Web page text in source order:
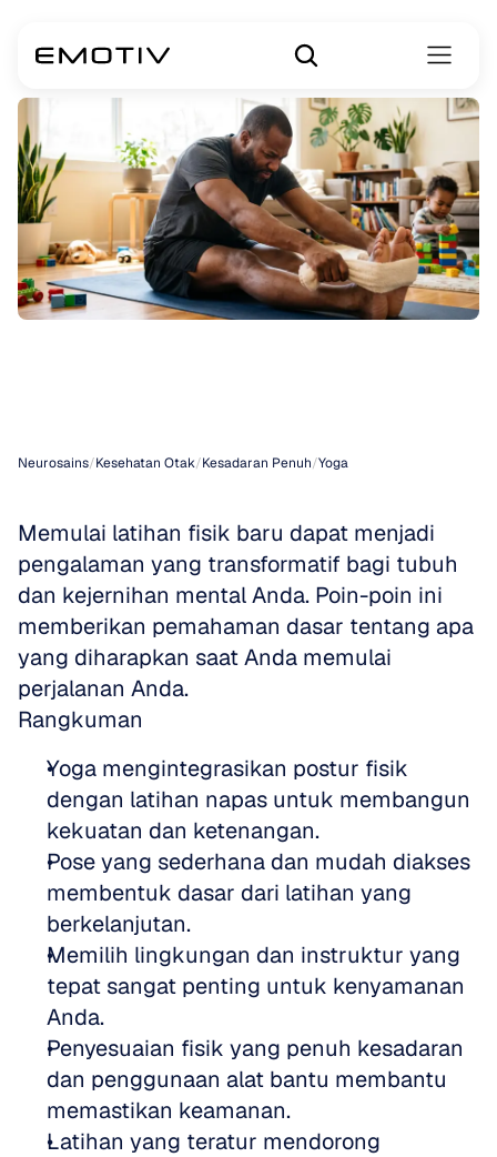
Neurosains/Kesehatan Otak/Kesadaran Penuh/Yoga
Memulai latihan fisik baru dapat menjadi
pengalaman yang transformatif bagi tubuh
dan kejernihan mental Anda. Poin-poin ini
memberikan pemahaman dasar tentang apa
yang diharapkan saat Anda memulai
perjalanan Anda.
Rangkuman
Yoga mengintegrasikan postur fisik
dengan latihan napas untuk membangun
kekuatan dan ketenangan.
Pose yang sederhana dan mudah diakses
membentuk dasar dari latihan yang
berkelanjutan.
Memilih lingkungan dan instruktur yang
tepat sangat penting untuk kenyamanan
Anda.
Penyesuaian fisik yang penuh kesadaran
dan penggunaan alat bantu membantu
memastikan keamanan.
Latihan yang teratur mendorong